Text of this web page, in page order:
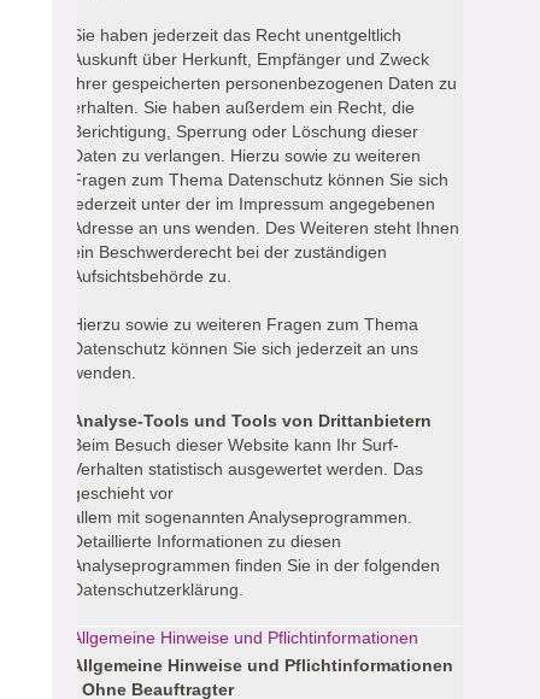
Sie haben jederzeit das Recht unentgeltlich
Auskunft über Herkunft, Empfänger und Zweck
Ihrer gespeicherten personenbezogenen Daten zu
erhalten. Sie haben außerdem ein Recht, die
Berichtigung, Sperrung oder Löschung dieser
Daten zu verlangen. Hierzu sowie zu weiteren
Fragen zum Thema Datenschutz können Sie sich
jederzeit unter der im Impressum angegebenen
Adresse an uns wenden. Des Weiteren steht Ihnen
ein Beschwerderecht bei der zuständigen
Aufsichtsbehörde zu.
Hierzu sowie zu weiteren Fragen zum Thema
Datenschutz können Sie sich jederzeit an uns
wenden.
Analyse-Tools und Tools von Drittanbietern
Beim Besuch dieser Website kann Ihr Surf-
Verhalten statistisch ausgewertet werden. Das
geschieht vor
allem mit sogenannten Analyseprogrammen.
Detaillierte Informationen zu diesen
Analyseprogrammen finden Sie in der folgenden
Datenschutzerklärung.
Allgemeine Hinweise und Pflichtinformationen
Allgemeine Hinweise und Pflichtinformationen
- Ohne Beauftragter